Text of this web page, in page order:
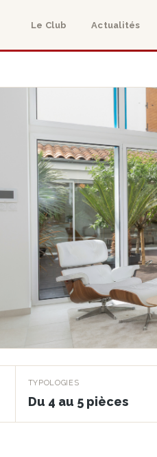
Le Club Actualités
· 13006
TYPOLOGIES
Du 4 au 5 pièces